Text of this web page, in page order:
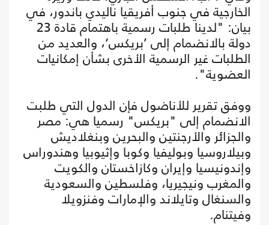
الخارجية في جنوب أفريقيا ناليدي باندور، في
بيان: "لدينا طلبات رسمية باهتمام قادة 23
دولة بالانضمام إلى ’بريكس‘، والعديد من
الطلبات غير الرسمية الأخرى بشأن إمكانيات
العضوية".
ووفق تقرير للأناضول فإن الدول التي طلبت
الانضمام إلى "بريكس" رسميا هي: مصر
والجزائر والأرجنتين والبحرين وبنغلاديش
وبيلاروسيا وبوليفيا وكوبا وإثيوبيا وهندوراس
وإندونيسيا وإيران وكازاخستان والكويت
والمغرب ونيجيريا، وفلسطين والسعودية
والسنغال وتايلاند والإمارات وفنزويلا
وفيتنام.